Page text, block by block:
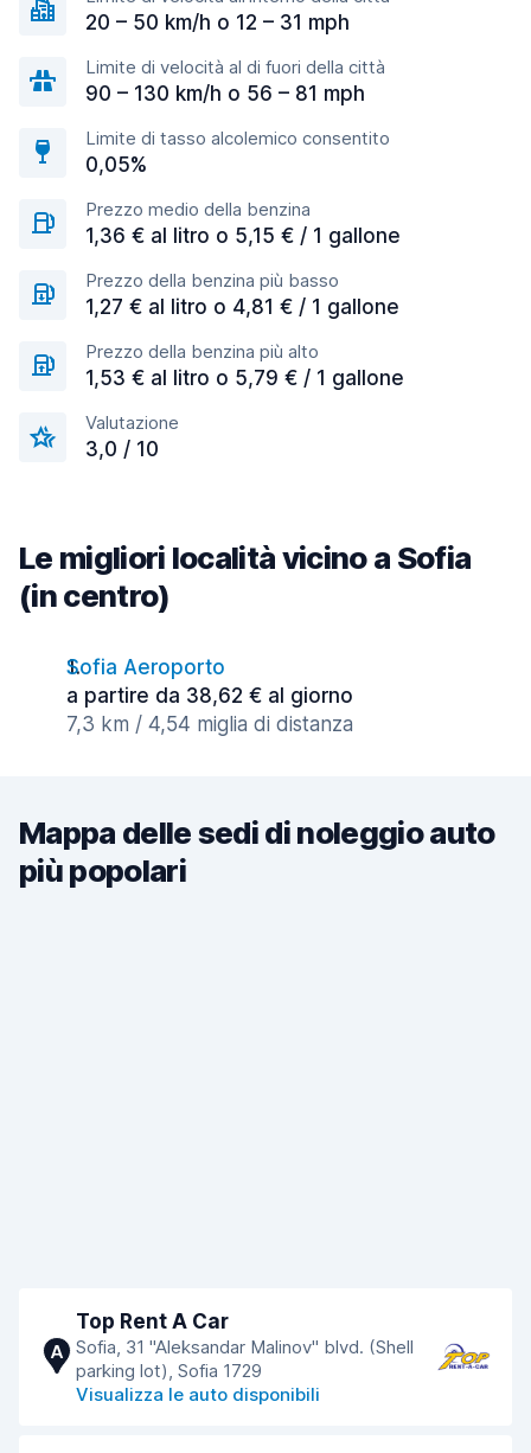
20 – 50 km/h o 12 – 31 mph
Limite di velocità al di fuori della città
90 – 130 km/h o 56 – 81 mph
Limite di tasso alcolemico consentito
0,05%
Prezzo medio della benzina
1,36 € al litro o 5,15 € / 1 gallone
Prezzo della benzina più basso
1,27 € al litro o 4,81 € / 1 gallone
Prezzo della benzina più alto
1,53 € al litro o 5,79 € / 1 gallone
Valutazione
3,0 / 10
Le migliori località vicino a Sofia
(in centro)
Sofia Aeroporto
a partire da 38,62 € al giorno
7,3 km / 4,54 miglia di distanza
Mappa delle sedi di noleggio auto
più popolari
A
Top Rent A Car
Sofia, 31 "Aleksandar Malinov" blvd. (Shell
parking lot), Sofia 1729
Visualizza le auto disponibili